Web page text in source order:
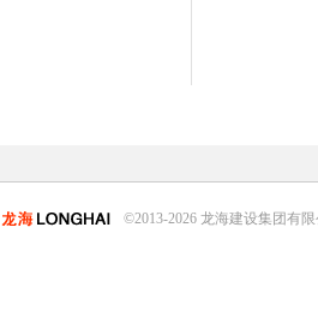
©2013-2026 龙海建设集团有